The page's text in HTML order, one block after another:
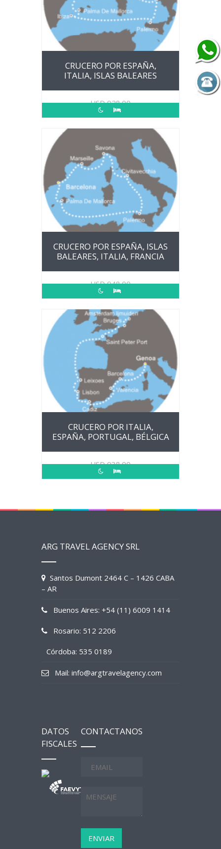
CRUCERO POR ESPAÑA,
ITALIA, ISLAS BALEARES
USD928.00
CRUCERO POR ESPAÑA, ISLAS
BALEARES, ITALIA, FRANCIA
USD948.00
CRUCERO POR ITALIA,
ESPAÑA, PORTUGAL, BÉLGICA
USD938.00
ARG TRAVEL AGENCY SRL
Santos Dumont 2464 C – 1426 CABA
– AR
Buenos Aires: +54 (11) 6009 1414
Rosario: 512 2206
Córdoba: 535 0189
Mail: info@argtravelagency.com
DATOS
FISCALES
CONTACTANOS